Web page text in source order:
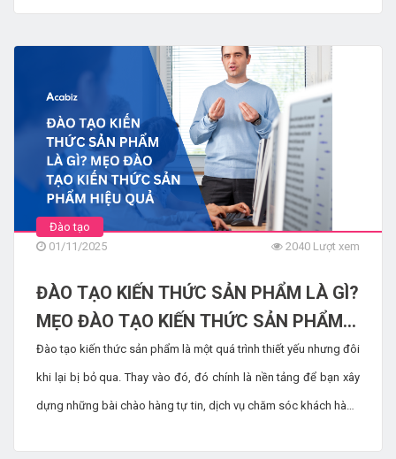
trung vào các kỹ năng cụ thể, thiết thực để làm chủ AI, giúp lực
lượng lao động của bạn mạnh mẽ và có khả năng cạnh tranh.
Đào tạo
01/11/2025
2040 Lượt xem
ĐÀO TẠO KIẾN THỨC SẢN PHẨM LÀ GÌ?
MẸO ĐÀO TẠO KIẾN THỨC SẢN PHẨM
HIỆU QUẢ
Đào tạo kiến ​​thức sản phẩm là một quá trình thiết yếu nhưng đôi
khi lại bị bỏ qua. Thay vào đó, đó chính là nền tảng để bạn xây
dựng những bài chào hàng tự tin, dịch vụ chăm sóc khách hàng